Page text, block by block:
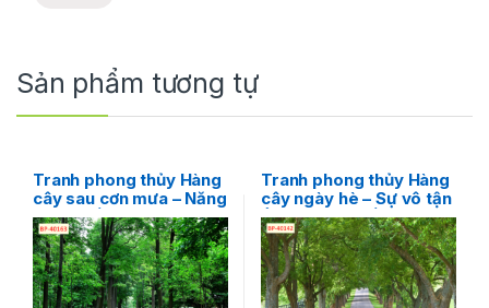
Sản phẩm tương tự
Tranh phong thủy Hàng
cây sau cơn mưa – Năng
lượng sống được nạp
đầy
Tranh phong thủy Hàng
cây ngày hè – Sự vô tận
ẩn trong sự sống tràn
đầy